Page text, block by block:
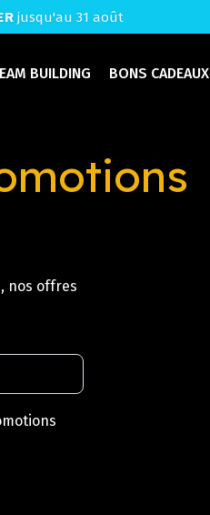
jusqu'au 31 août
BUILDING BONS CADEAUX
nos offres